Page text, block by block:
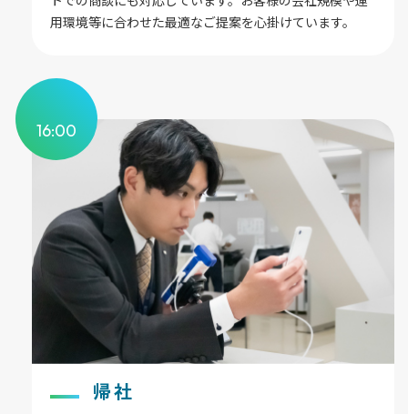
用環境等に合わせた最適なご提案を心掛けています。
16:00
帰社